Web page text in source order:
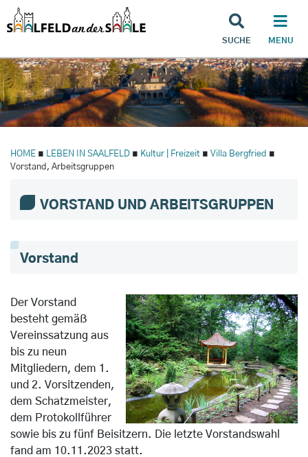
SUCHE MENU
HOME ∎ LEBEN IN SAALFELD ∎ Kultur | Freizeit ∎ Villa Bergfried ∎
Vorstand, Arbeitsgruppen
VORSTAND UND ARBEITSGRUPPEN
Vorstand
Der Vorstand
besteht gemäß
Vereinssatzung aus
bis zu neun
Mitgliedern, dem 1.
und 2. Vorsitzenden,
dem Schatzmeister,
dem Protokollführer
sowie bis zu fünf Beisitzern. Die letzte Vorstandswahl
fand am 10.11.2023 statt.